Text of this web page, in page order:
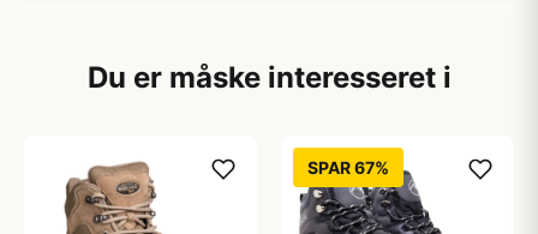
Du er måske interesseret i
SPAR 67%